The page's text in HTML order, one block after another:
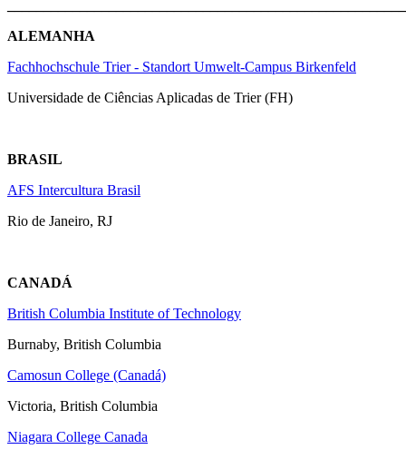
ALEMANHA
Fachhochschule Trier - Standort Umwelt-Campus Birkenfeld
Universidade de Ciências Aplicadas de Trier (FH)
BRASIL
AFS Intercultura Brasil
Rio de Janeiro, RJ
CANADÁ
British Columbia Institute of Technology
Burnaby, British Columbia
Camosun College (Canadá)
Victoria, British Columbia
Niagara College Canada